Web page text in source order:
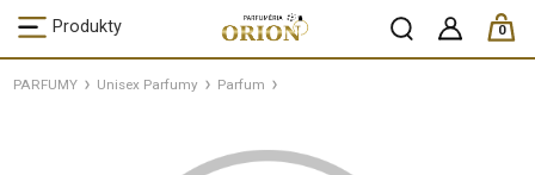
Produkty 0
ks /
PARFUMY Unisex Parfumy Parfum